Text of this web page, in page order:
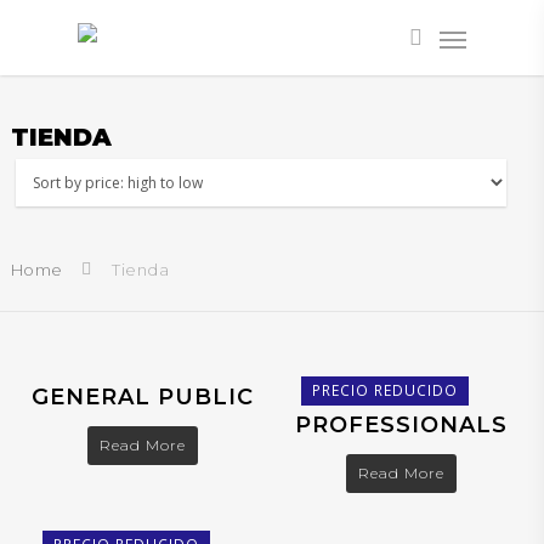
TIENDA
Home Tienda
GENERAL PUBLIC
Read More
PRECIO REDUCIDO
60,00€
HEALTH
PROFESSIONALS
Read More
30,00€